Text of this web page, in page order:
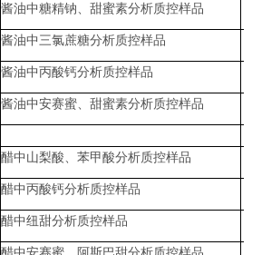
酱油中糖精钠、甜蜜素分析质控样品
酱油中三氯蔗糖分析质控样品
酱油中丙酸钙分析质控样品
酱油中安赛蜜、甜蜜素分析质控样品
醋中山梨酸、苯甲酸分析质控样品
醋中丙酸钙分析质控样品
醋中纽甜分析质控样品